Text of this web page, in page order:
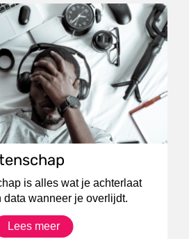
is alles wat je achterlaat
data wanneer je overlijdt.
Lees meer